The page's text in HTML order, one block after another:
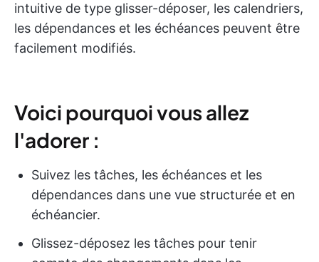
intuitive de type glisser-déposer, les calendriers,
les dépendances et les échéances peuvent être
facilement modifiés.
Voici pourquoi vous allez
l'adorer :
Suivez les tâches, les échéances et les
dépendances dans une vue structurée et en
échéancier.
Glissez-déposez les tâches pour tenir